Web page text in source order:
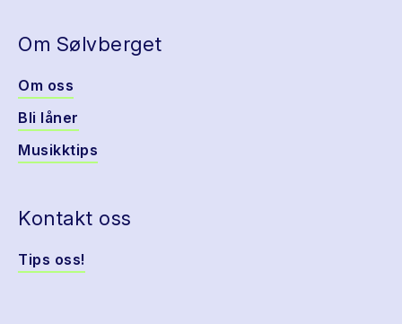
Om Sølvberget
Om oss
Bli låner
Musikktips
Kontakt oss
Tips oss!